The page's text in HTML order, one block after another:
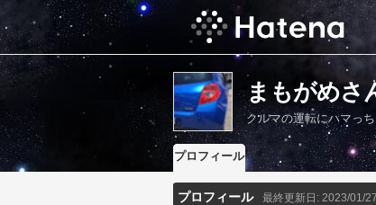
まもがめさ
クルマの運転にハマっ
プロフィール
プロフィール 最終更新日: 2023/01/27